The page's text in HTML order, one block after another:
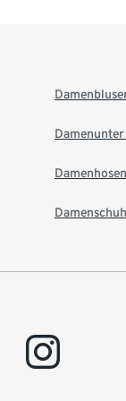
Damenhosen
instagram